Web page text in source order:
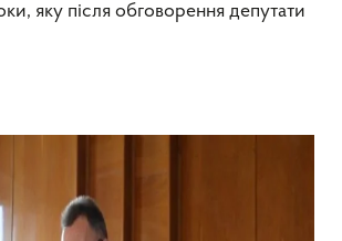
яку після обговорення депутати